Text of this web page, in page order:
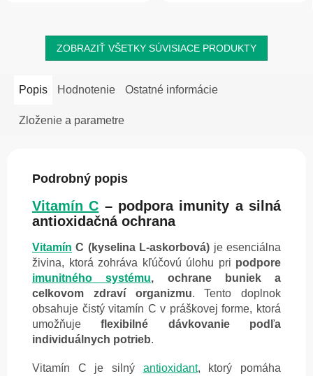
ZOBRAZIŤ VŠETKY SÚVISIACE PRODUKTY
Popis Hodnotenie Ostatné informácie
Zloženie a parametre
Podrobný popis
Vitamín C – podpora imunity a silná
antioxidačná ochrana
Vitamín C (kyselina L-askorbová) je esenciálna
živina, ktorá zohráva kľúčovú úlohu pri podpore
imunitného systému, ochrane buniek a
celkovom zdraví organizmu. Tento doplnok
obsahuje čistý vitamín C v práškovej forme, ktorá
umožňujeflexibilné dávkovanie podľa
individuálnych potrieb.
Vitamín C je silný antioxidant, ktorý pomáha